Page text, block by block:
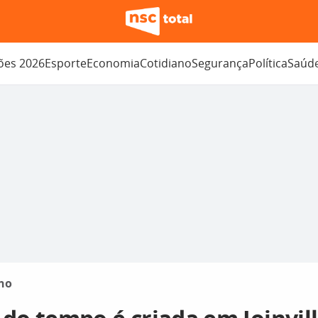
2026EsporteEconomiaCotidianoSegurançaPolítica